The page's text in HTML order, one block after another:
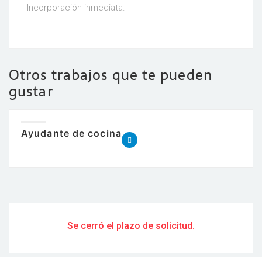
Incorporación inmediata.
Otros trabajos que te pueden
gustar
Ayudante de cocina
Se cerró el plazo de solicitud.